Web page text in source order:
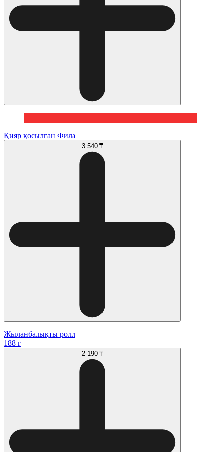
Қияр қосылған Фила
3 540 ₸
Жыланбалықты ролл
188 г
2 190 ₸